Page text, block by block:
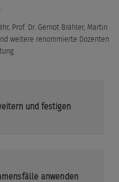
Prof. Dr. Gernot Brähler, Martin
weitere renommierte Dozenten
und festigen
anwenden